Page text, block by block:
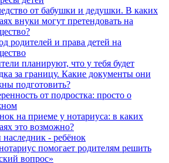
от бабушки и дедушки. В каких
внуки могут претендовать на
родителей и права детей на
планируют, что у тебя будет
за границу. Какие документы они
подготовить?
от подростка: просто о
на приеме у нотариуса: в каких
это возможно?
наследник - ребёнок
помогает родителям решить
вопрос»